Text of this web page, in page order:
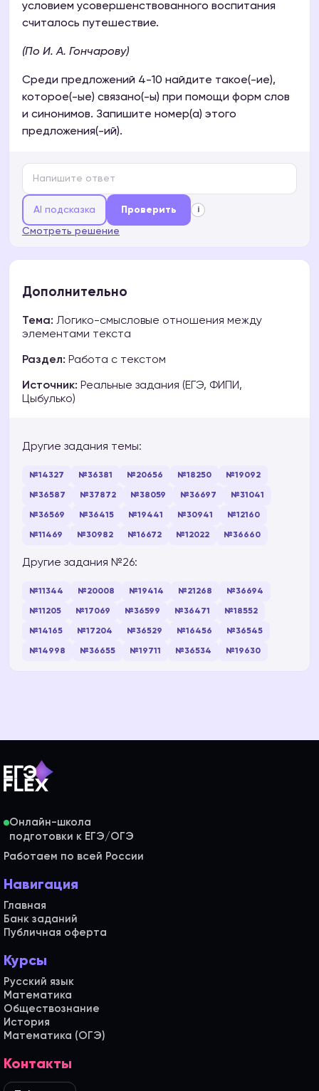
условием усовершенствованного воспитания
считалось путешествие.
(По И. А. Гончарову)
Среди предложений 4-10 найдите такое(-ие),
которое(-ые) связано(-ы) при помощи форм слов
и синонимов. Запишите номер(а) этого
предложения(-ий).
AI подсказка Проверить i
Смотреть решение
Дополнительно
Тема: Логико-смысловые отношения между
элементами текста
Раздел: Работа с текстом
Источник: Реальные задания (ЕГЭ, ФИПИ,
Цыбулько)
Другие задания темы:
№14327 №36381 №20656 №18250 №19092
№36587 №37872 №38059 №36697 №31041
№36569 №36415 №19441 №30941 №12160
№11469 №30982 №16672 №12022 №36660
Другие задания №26:
№11344 №20008 №19414 №21268 №36694
№11205 №17069 №36599 №36471 №18552
№14165 №17204 №36529 №16456 №36545
№14998 №36655 №19711 №36534 №19630
Онлайн-школа
Работаем по всей России
Навигация
Главная
Банк заданий
Публичная оферта
Курсы
Русский язык
Математика
Обществознание
История
Математика (ОГЭ)
Контакты